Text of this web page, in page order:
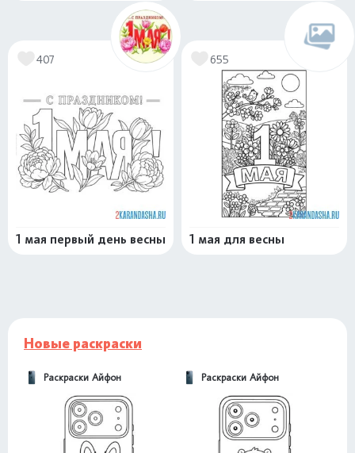
407
1 мая первый день весны
655
1 мая для весны
Новые раскраски
Раскраски Айфон Раскраски Айфон